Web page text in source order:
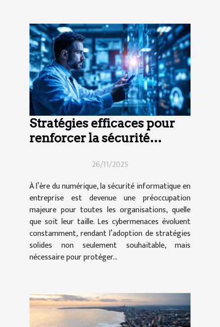
Stratégies efficaces pour
renforcer la sécurité
26/11/2025
À l’ère du numérique, la sécurité informatique en
entreprise est devenue une préoccupation
majeure pour toutes les organisations, quelle
que soit leur taille. Les cybermenaces évoluent
constamment, rendant l’adoption de stratégies
solides non seulement souhaitable, mais
nécessaire pour protéger...